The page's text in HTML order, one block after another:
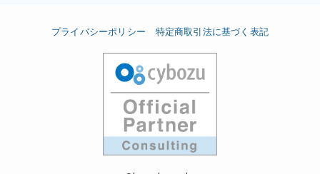
プライバシーポリシー 特定商取引法に基づく表記